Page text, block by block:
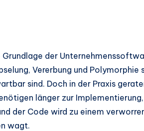
der
Vererbung und Polymorphie
sind. Doch in der Praxis
länger zur
der Code wird zu einem
wagt.